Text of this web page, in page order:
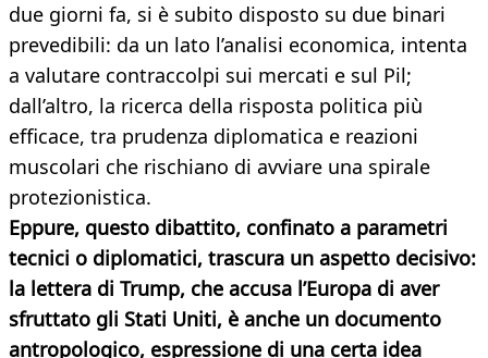
due giorni fa, si è subito disposto su due binari
prevedibili: da un lato l’analisi economica, intenta
a valutare contraccolpi sui mercati e sul Pil;
dall’altro, la ricerca della risposta politica più
efficace, tra prudenza diplomatica e reazioni
muscolari che rischiano di avviare una spirale
protezionistica.
Eppure, questo dibattito, confinato a parametri
tecnici o diplomatici, trascura un aspetto decisivo:
la lettera di Trump, che accusa l’Europa di aver
sfruttato gli Stati Uniti, è anche un documento
antropologico, espressione di una certa idea